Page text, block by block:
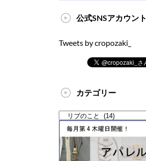
公式SNSアカウント
Tweets by cropozaki_
カテゴリー